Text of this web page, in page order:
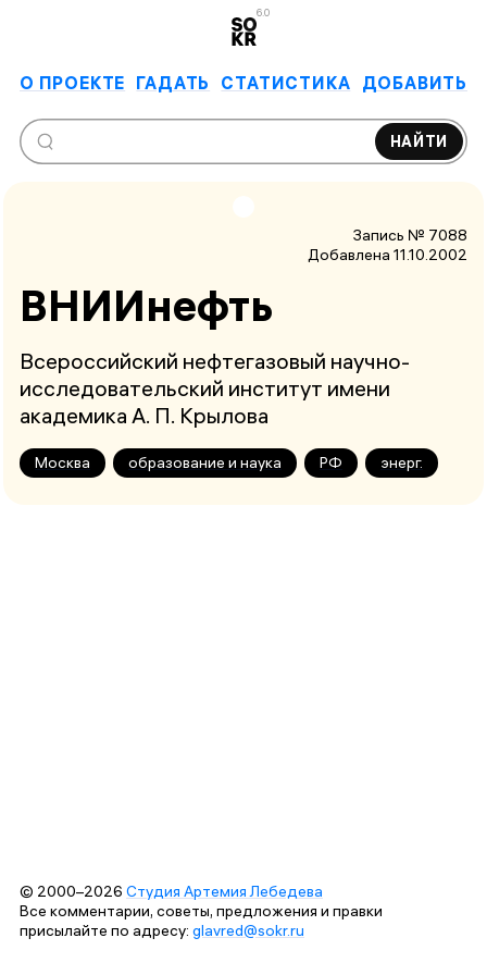
6.0
О ПРОЕКТЕ ГАДАТЬ СТАТИСТИКА ДОБАВИТЬ
НАЙТИ
Запись № 7088
Добавлена 11.10.2002
ВНИИнефть
Всероссийский нефтегазовый научно-
исследовательский институт имени
академика А. П. Крылова
Москва образование и наука РФ энерг.
© 2000–2026 Студия Артемия Лебедева
Все комментарии, советы, предложения и правки
присылайте по адресу: glavred@sokr.ru